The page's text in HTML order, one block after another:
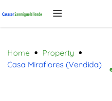
Home
Property
Casa Miraflores (Vendida)